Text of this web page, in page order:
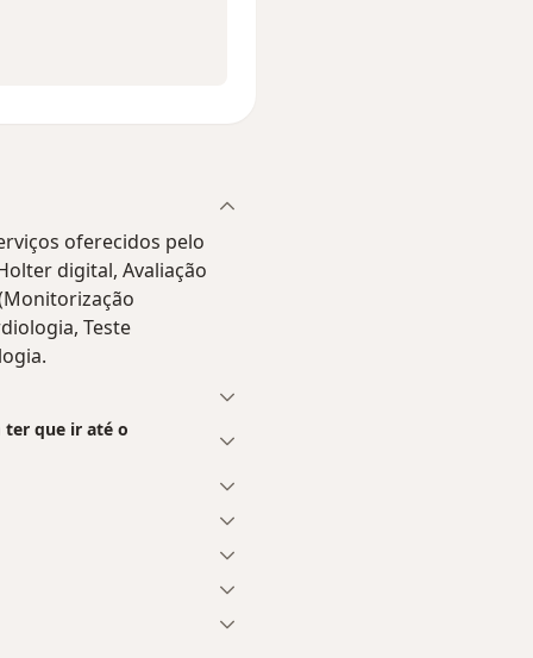
oferecidos pelo
digital, Avaliação
Teste
ter que ir até o